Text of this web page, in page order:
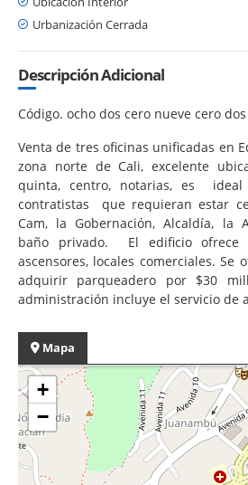
Urbanización Cerrada
Descripción Adicional
Código. ocho dos cero nueve cero
Venta de tres oficinas unificadas en
zona norte de Cali, excelente
quinta, centro, notarias, es ideal
contratistas que requieran estar
Cam, la Gobernación, Alcaldía, la
baño privado. El edificio ofrece
ascensores, locales comerciales. Se
adquirir parqueadero por $30
administración incluye el servicio de
Mapa
+
−